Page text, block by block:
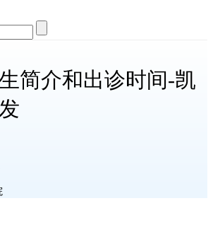
简介和出诊时间-凯